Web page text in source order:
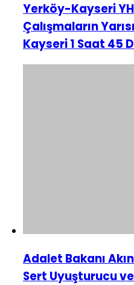
Yerköy-Kayseri
Çalışmaların
Kayseri 1 Saat 45
Adalet Bakanı
Sert Uyuşturucu